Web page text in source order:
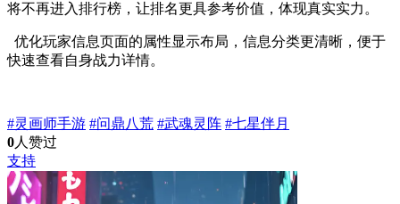
将不再进入排行榜，让排名更具参考价值，体现真实实力。
优化玩家信息页面的属性显示布局，信息分类更清晰，便于
快速查看自身战力详情。
#灵画师手游 #问鼎八荒 #武魂灵阵 #七星伴月
0人赞过
支持